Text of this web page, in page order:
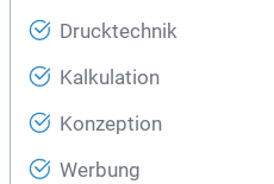
Drucktechnik
Kalkulation
Konzeption
Werbung